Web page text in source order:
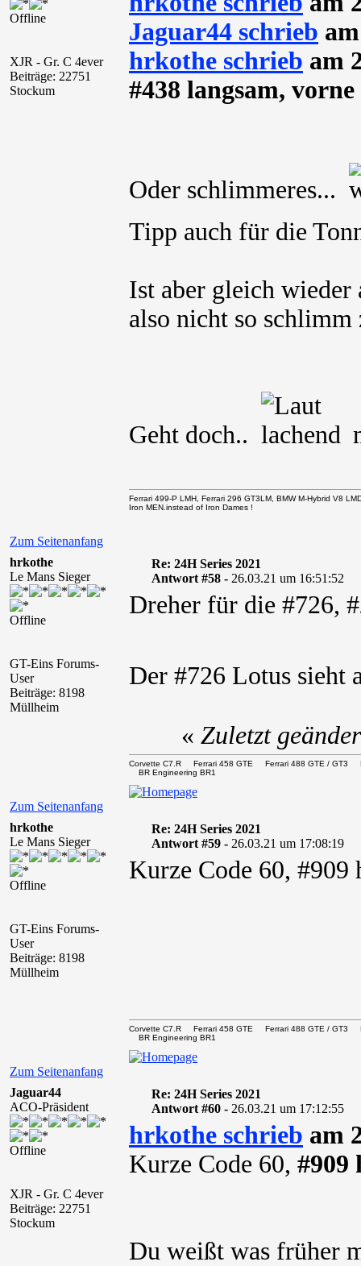
Offline
XJR - Gr. C 4ever
Beiträge: 22751
Stockum
Jaguar44 schrieb
hrkothe schrieb am
#438 langsam,
Oder schlimmeres...
Tipp auch für die
Ist aber gleich wieder
also nicht so schlimm
Geht doch..
Zum Seitenanfang
Ferrari 499-P LMH, Ferrari 296 GT3LM, BMW M-Hybrid V8
Iron MEN.instead of Iron Dames !
hrkothe
Le Mans Sieger
Offline
GT-Eins Forums-
User
Beiträge: 8198
Müllheim
Re: 24H Series 2021
Antwort #58 - 26.03.21 um 16:51:52
Dreher für die #726,
Der #726 Lotus
Zum Seitenanfang
« Zuletzt
Corvette C7.R Ferrari 458 GTE Ferrari 488 GTE /
BR Engineering BR1
hrkothe
Le Mans Sieger
Offline
GT-Eins Forums-
User
Beiträge: 8198
Müllheim
Re: 24H Series 2021
Antwort #59 - 26.03.21 um 17:08:19
Kurze Code 60, #909
Zum Seitenanfang
Corvette C7.R Ferrari 458 GTE Ferrari 488 GTE /
BR Engineering BR1
Jaguar44
ACO-Präsident
Offline
XJR - Gr. C 4ever
Beiträge: 22751
Stockum
Re: 24H Series 2021
Antwort #60 - 26.03.21 um 17:12:55
hrkothe schrieb am
Kurze Code 60, #909
Du weißt was früher